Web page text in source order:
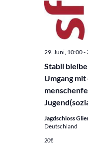
Stabil
Umgang
29. Juni, 10:00-
Jagdschloss
Deutschland
20€